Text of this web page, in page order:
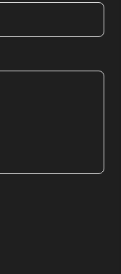
84,00